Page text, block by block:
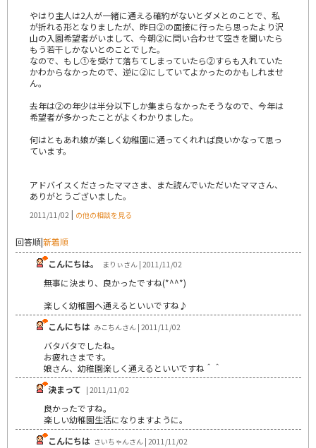
やはり主人は2人が一緒に通える確約がないとダメとのことで、私
が折れる形となりましたが、昨日②の面接に行ったら思ったより沢
山の入園希望者がいまして、今朝②に問い合わせて空きを聞いたら
もう若干しかないとのことでした。
なので、もし①を受けて落ちてしまっていたら②すらも入れていた
かわからなかったので、逆に②にしていてよかったのかもしれませ
ん。
去年は②の年少は半分以下しか集まらなかったそうなので、今年は
希望者が多かったことがよくわかりました。
何はともあれ娘が楽しく幼稚園に通ってくれれば良いかなって思っ
ています。
アドバイスくださったママさま、また読んでいただいたママさん、
ありがとうございました。
2011/11/02 | の他の相談を見る
回答順|新着順
こんにちは。
まりぃさん | 2011/11/02
無事に決まり、良かったですね(*^^*)
楽しく幼稚園へ通えるといいですね♪
こんにちは みこちんさん | 2011/11/02
バタバタでしたね。
お疲れさまです。
娘さん、幼稚園楽しく通えるといいですね＾＾
決まって | 2011/11/02
良かったですね。
楽しい幼稚園生活になりますように。
こんにちは さいちゃんさん | 2011/11/02